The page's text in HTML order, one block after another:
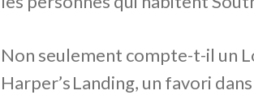
Non seulement compte-t-il un
Harper’s Landing, un favori